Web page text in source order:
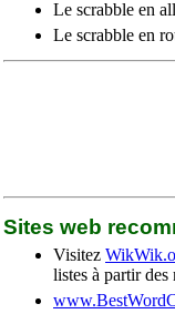
Le scrabble en
Le scrabble en
Sites web
Visitez
listes à partir